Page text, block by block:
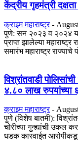
केंद्रीय गृहमंत्री
क्राइम महाराष्ट्र -
​पुणे: सन २०२३ व २०२४ या
प्राप्त झालेल्या
समारंभ महाराष्ट्र राज्याचे
विश्रांतवाडी
४.८० लाख रुपयांच्या
क्राइम महाराष्ट्र -
पुणे (विशेष बातमी):
चोरीच्या गुन्ह्यांची उकल
धडक कारवाईत